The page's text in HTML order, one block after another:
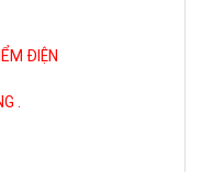
ĐIỆN
.